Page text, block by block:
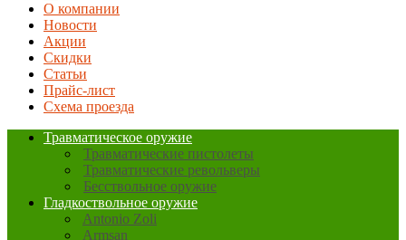
О компании
Новости
Акции
Скидки
Статьи
Прайс-лист
Схема проезда
Травматическое оружие
Травматические пистолеты
Травматические револьверы
Бесствольное оружие
Гладкоствольное оружие
Antonio Zoli
Armsan